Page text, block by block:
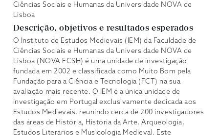
Ciências Sociais e Humanas da Universidade NOVA de
Lisboa
Descrição, objetivos e resultados esperados
O Instituto de Estudos Medievais (IEM) da Faculdade de
Ciências Sociais e Humanas da Universidade NOVA de
Lisboa (NOVA FCSH) é uma unidade de investigação
fundada em 2002 e classificada como Muito Bom pela
Fundação para a Ciência e Tecnologia (FCT) na sua
avaliação mais recente. O IEM é a única unidade de
investigação em Portugal exclusivamente dedicada aos
Estudos Medievais, reunindo cerca de 200 investigadores
das áreas de História, História da Arte, Arqueologia,
Estudos Literários e Musicologia Medieval. Este